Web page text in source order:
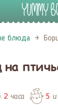
блюда
2 часа 5